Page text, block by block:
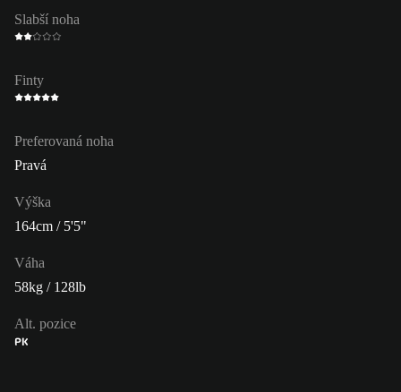
Slabší noha
Finty
Preferovaná noha
Pravá
Výška
164cm / 5'5"
Váha
58kg / 128lb
Alt. pozice
PK